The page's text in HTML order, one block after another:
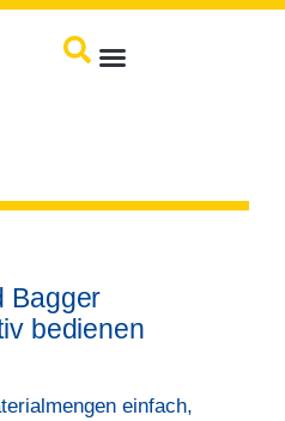
Bagger
bedienen
einfach,